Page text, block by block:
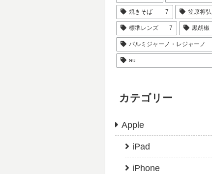
焼きそば 7 笠原将弘
標準レンズ 7 黒胡椒
パルミジャーノ・レジャーノ
au
カテゴリー
Apple
iPad
iPhone